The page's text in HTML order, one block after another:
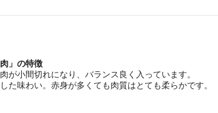
」の特徴
が小間切れになり、バランス良く入っています。
た味わい。赤身が多くても肉質はとても柔らかです。